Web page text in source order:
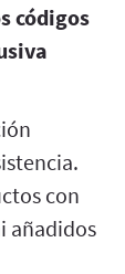
códigos
con
añadidos